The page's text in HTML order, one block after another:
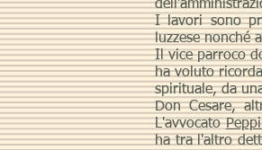
I lavori sono
luzzese nonché
Il vice parroco
ha voluto
spirituale, da
Don Cesare,
L'avvocato
ha tra l'altro